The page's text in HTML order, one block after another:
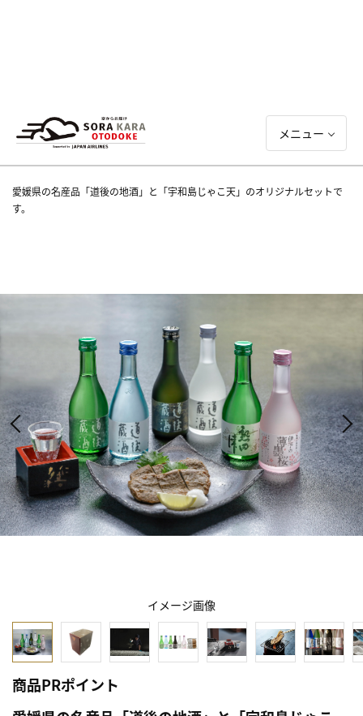
メニュー
愛媛県の名産品「道後の地酒」と「宇和島じゃこ天」のオリジナルセットで
す。
イメージ画像
商品PRポイント